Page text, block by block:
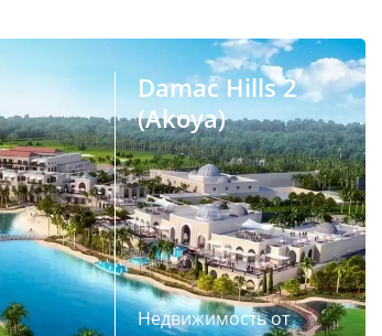
Damac Hills 2
(Akoya)
Недвижимость от